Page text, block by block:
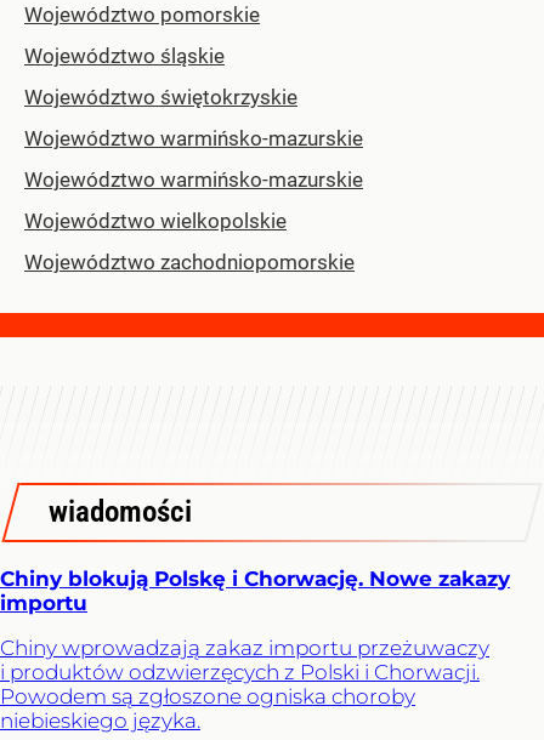
Województwo pomorskie
Województwo śląskie
Województwo świętokrzyskie
Województwo warmińsko-mazurskie
Województwo warmińsko-mazurskie
Województwo wielkopolskie
Województwo zachodniopomorskie
wiadomości
Chiny blokują Polskę i Chorwację. Nowe zakazy
importu
Chiny wprowadzają zakaz importu przeżuwaczy
i produktów odzwierzęcych z Polski i Chorwacji.
Powodem są zgłoszone ogniska choroby
niebieskiego języka.